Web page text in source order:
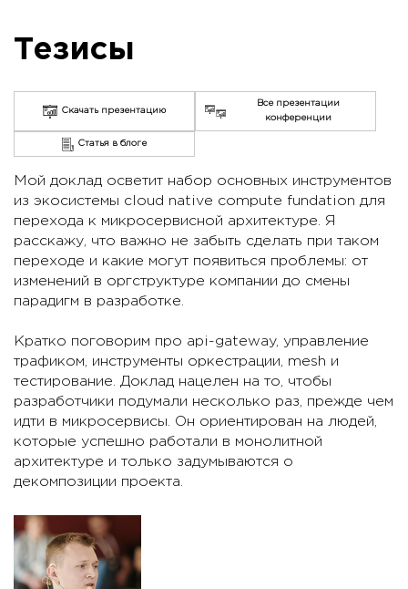
Тезисы
Скачать презентацию
Все презентации
конференции
Статья в блоге
Мой доклад осветит набор основных инструментов
из экосистемы cloud native compute fundation для
перехода к микросервисной архитектуре. Я
расскажу, что важно не забыть сделать при таком
переходе и какие могут появиться проблемы: от
изменений в оргструктуре компании до смены
парадигм в разработке.
Кратко поговорим про api-gateway, управление
трафиком, инструменты оркестрации, mesh и
тестирование. Доклад нацелен на то, чтобы
разработчики подумали несколько раз, прежде чем
идти в микросервисы. Он ориентирован на людей,
которые успешно работали в монолитной
архитектуре и только задумываются о
декомпозиции проекта.